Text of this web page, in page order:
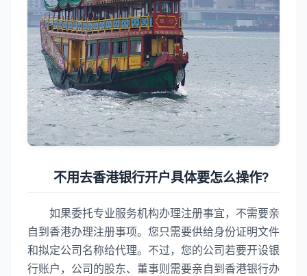
不用去香港银行开户具体要怎么操作?
如果委托专业服务机构办理注册事宜，不需要亲
自到香港办理注册事项。您只需要供给身份证明文件
和拟定公司名称给代理。不过，您的公司若要开设银
行账户，公司的股东、董事则需要亲自到香港银行办